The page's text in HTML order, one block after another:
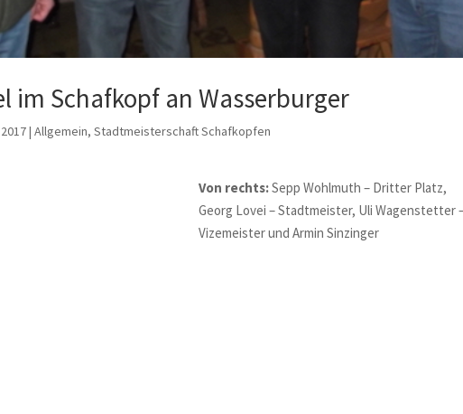
im Schafkopf an Wasserburger
|Allgemein,Stadtmeisterschaft Schafkopfen
Von rechts:Sepp Wohlmuth – Dritter Platz,
Georg Lovei – Stadtmeister, Uli Wagenstetter
Vizemeister und Armin Sinzinger